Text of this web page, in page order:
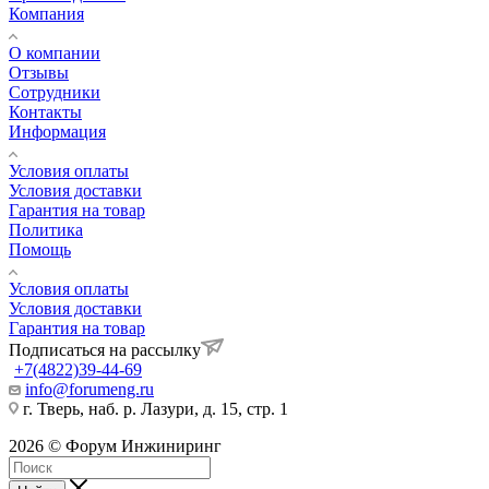
Компания
О компании
Отзывы
Сотрудники
Контакты
Информация
Условия оплаты
Условия доставки
Гарантия на товар
Политика
Помощь
Условия оплаты
Условия доставки
Гарантия на товар
Подписаться на рассылку
+7(4822)39-44-69
info@forumeng.ru
г. Тверь, наб. р. Лазури, д. 15, стр. 1
2026 © Форум Инжиниринг